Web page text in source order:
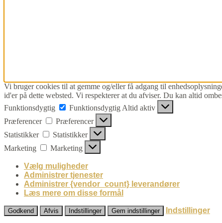
Vi bruger cookies til at gemme og/eller få adgang til
id'er på dette websted. Vi respekterer at du afviser. Du kan altid
Funktionsdygtig
Funktionsdygtig Altid aktiv
Præferencer
Præferencer
Statistikker
Statistikker
Marketing
Marketing
Vælg muligheder
Administrer tjenester
Administrer {vendor_count} leverandører
Læs mere om disse formål
Godkend Afvis Indstillinger Gem indstillinger Indstillinger